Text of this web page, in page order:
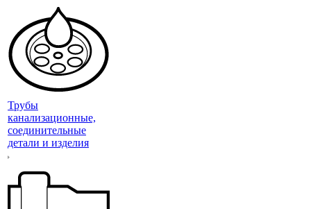
Трубы
канализационные,
соединительные
детали и изделия